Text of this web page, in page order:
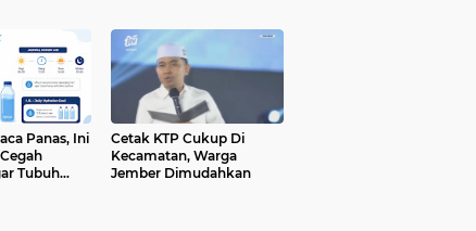
Panas, Ini
Tubuh
Cetak KTP Cukup Di
Kecamatan, Warga
Jember Dimudahkan